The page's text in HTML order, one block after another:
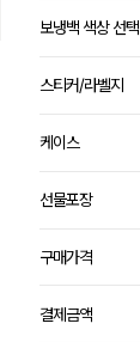
보냉백 색상 선택
스티커/라벨지
케이스
선물포장
구매가격
결제금액